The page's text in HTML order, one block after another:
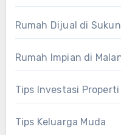
Rumah Dijual di
Rumah Impian di
Tips Investasi Properti
Tips Keluarga Muda